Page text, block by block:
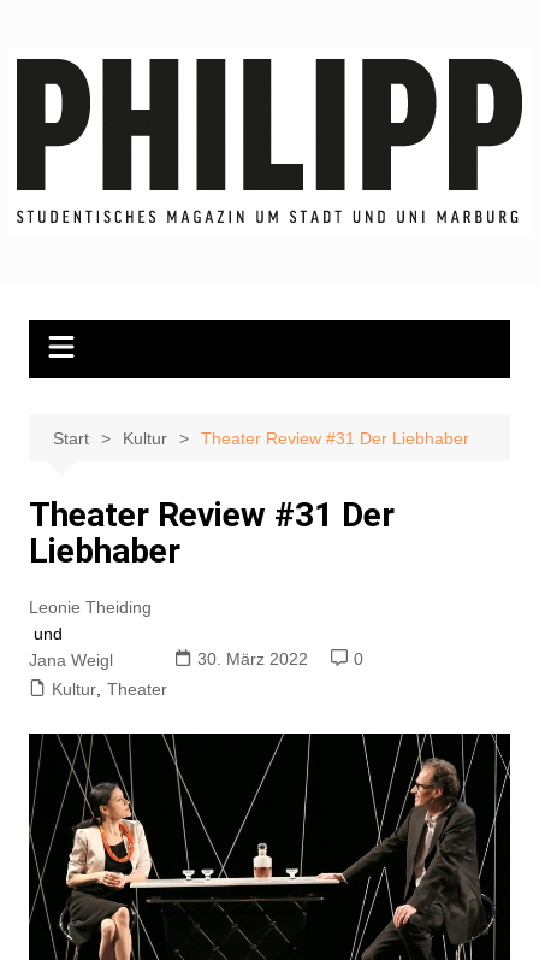
Start Kultur Theater Review #31 Der Liebhaber
Theater Review #31 Der
Liebhaber
Leonie Theiding
und
Jana Weigl
30. März 2022
0
Kultur, Theater